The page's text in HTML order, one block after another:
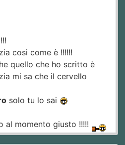
cosi come è !!!!!!
quello che ho scritto è
mi sa che il cervello
solo tu lo sai
al momento giusto !!!!!